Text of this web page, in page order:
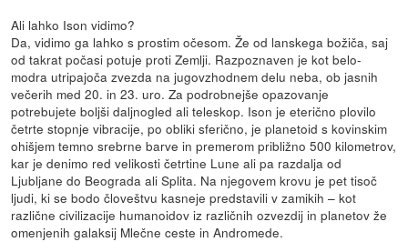
Ali lahko Ison vidimo?
Da, vidimo ga lahko s prostim očesom. Že od lanskega božiča, saj
od takrat počasi potuje proti Zemlji. Razpoznaven je kot belo-
modra utripajoča zvezda na jugovzhodnem delu neba, ob jasnih
večerih med 20. in 23. uro. Za podrobnejše opazovanje
potrebujete boljši daljnogled ali teleskop. Ison je eterično plovilo
četrte stopnje vibracije, po obliki sferično, je planetoid s kovinskim
ohišjem temno srebrne barve in premerom približno 500 kilometrov,
kar je denimo red velikosti četrtine Lune ali pa razdalja od
Ljubljane do Beograda ali Splita. Na njegovem krovu je pet tisoč
ljudi, ki se bodo človeštvu kasneje predstavili v zamikih – kot
različne civilizacije humanoidov iz različnih ozvezdij in planetov že
omenjenih galaksij Mlečne ceste in Andromede.